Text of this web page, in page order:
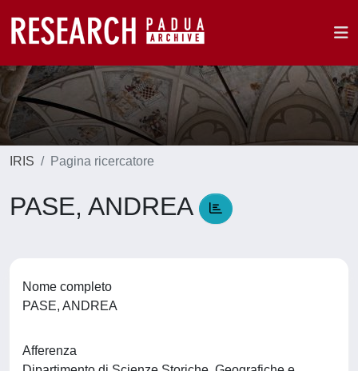
IRIS Pagina ricercatore
PASE, ANDREA
Nome completo
PASE, ANDREA
Afferenza